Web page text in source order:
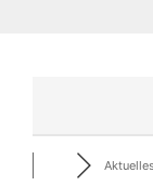
Aktuelles